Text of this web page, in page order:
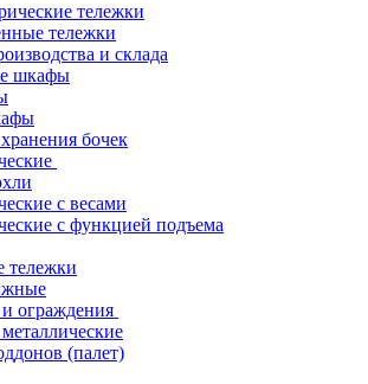
тележки
тележки
и склада
шкафы
бочек
с весами
с функцией подъема
тележки
ограждения
(палет)